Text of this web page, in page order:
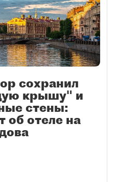
сохранил
крышу" и
стены:
об отеле на